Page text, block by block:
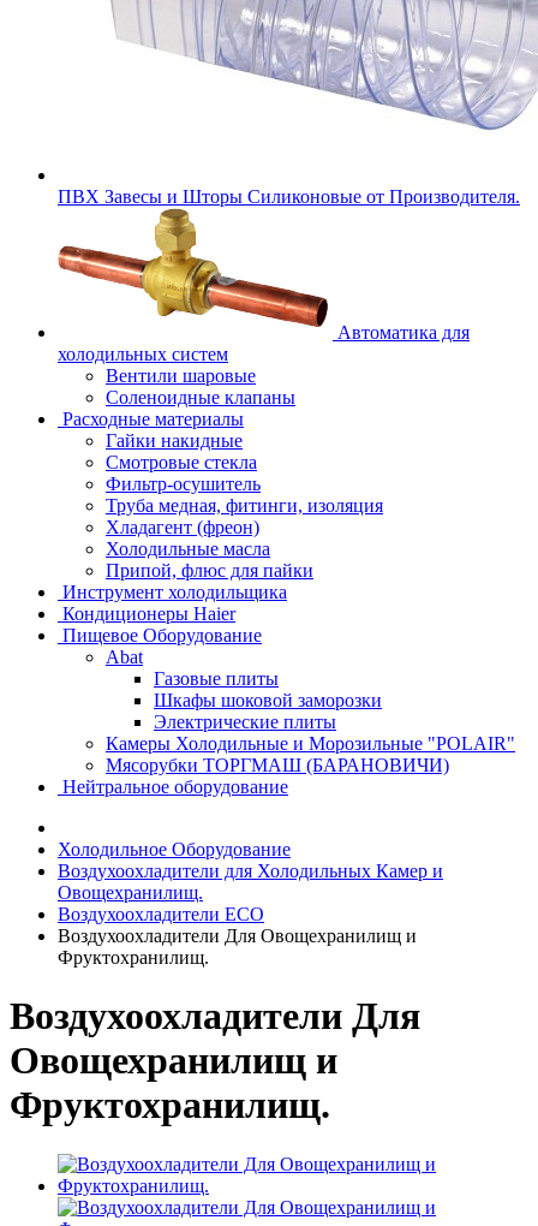
ПВХ Завесы и Шторы Силиконовые от Производителя.
Автоматика для
холодильных систем
Вентили шаровые
Соленоидные клапаны
Расходные материалы
Гайки накидные
Смотровые стекла
Фильтр-осушитель
Труба медная, фитинги, изоляция
Хладагент (фреон)
Холодильные масла
Припой, флюс для пайки
Инструмент холодильщика
Кондиционеры Haier
Пищевое Оборудование
Abat
Газовые плиты
Шкафы шоковой заморозки
Электрические плиты
Камеры Холодильные и Морозильные "POLAIR"
Мясорубки ТОРГМАШ (БАРАНОВИЧИ)
Нейтральное оборудование
Холодильное Оборудование
Воздухоохладители для Холодильных Камер и
Овощехранилищ.
Воздухоохладители ECO
Воздухоохладители Для Овощехранилищ и
Фруктохранилищ.
Воздухоохладители Для
Овощехранилищ и
Фруктохранилищ.